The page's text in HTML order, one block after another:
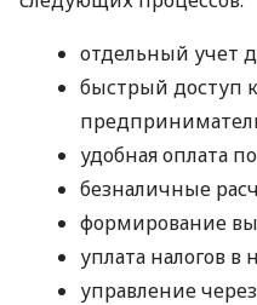
отдельный учет
быстрый доступ
удобная оплата
безналичные
формирование
уплата налогов в
управление